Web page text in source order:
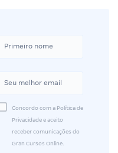
Concordo com a Política de
Privacidade e aceito
receber comunicações do
Gran Cursos Online.